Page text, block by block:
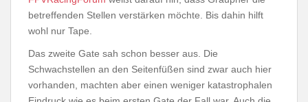
betreffenden Stellen verstärken möchte. Bis dahin hilft
wohl nur Tape.
Das zweite Gate sah schon besser aus. Die
Schwachstellen an den Seitenfüßen sind zwar auch hier
vorhanden, machten aber einen weniger katastrophalen